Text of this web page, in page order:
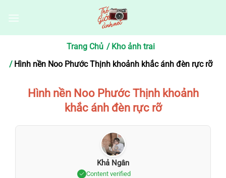
qua
Trang Chủ
Kho ảnh trai
Hình nền Noo Phước Thịnh khoảnh khắc ánh đèn rực rỡ
Hình nền Noo Phước Thịnh khoảnh
khắc ánh đèn rực rỡ
Khả Ngân
Content verified